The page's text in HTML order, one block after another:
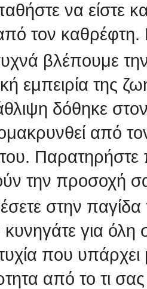
να είστε
τον
βλέπουμε
εμπειρία της
δόθηκε
από
Παρατηρήστε
την προσοχή
στην παγίδα
για όλη
που υπάρχει
από το τι